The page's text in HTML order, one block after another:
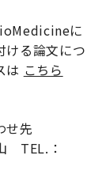
に
ける論文につ
は こちら
せ先
TEL.：